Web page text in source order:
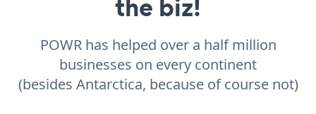
POWR has helped over a half million
businesses on every continent
(besides Antarctica, because of course not)